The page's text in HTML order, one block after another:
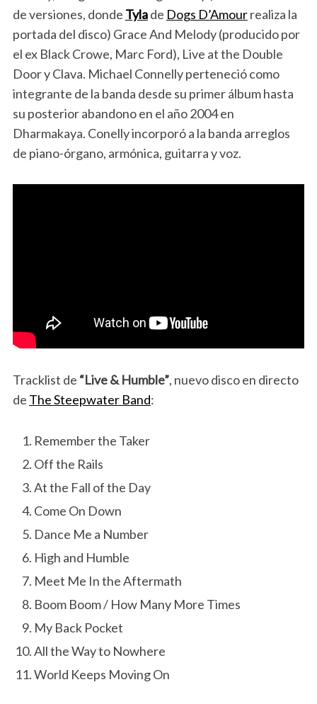
de versiones, donde Tylade Dogs D’Amourrealiza la
portada del disco) Grace And Melody (producido por
el ex Black Crowe, Marc Ford), Live at the Double
Door y Clava. Michael Connelly perteneció como
integrante de la banda desde su primer álbum hasta
su posterior abandono en el año 2004 en
Dharmakaya. Conelly incorporó a la banda arreglos
de piano-órgano, armónica, guitarra y voz.
Tracklist de “Live & Humble”, nuevo disco en directo
de The Steepwater Band:
Remember the Taker
Off the Rails
At the Fall of the Day
Come On Down
Dance Me a Number
High and Humble
Meet Me In the Aftermath
Boom Boom / How Many More Times
My Back Pocket
All the Way to Nowhere
World Keeps Moving On